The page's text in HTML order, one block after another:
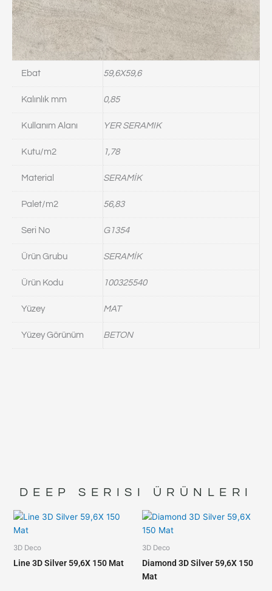
Ebat 59,6X59,6
Kalınlık mm 0,85
Kullanım Alanı YER SERAMIK
Kutu/m2 1,78
Material SERAMİK
Palet/m2 56,83
Seri No G1354
Ürün Grubu SERAMİK
Ürün Kodu 100325540
Yüzey MAT
Yüzey Görünüm BETON
DEEP SERISI ÜRÜNLERI
3D Deco
Line 3D Silver 59,6X 150 Mat
3D Deco
Diamond 3D Silver 59,6X 150
Mat